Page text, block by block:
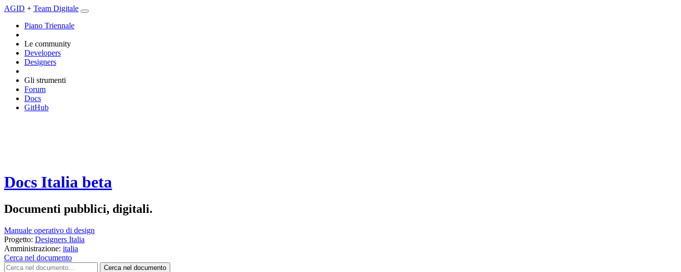
AGID + Team Digitale
Piano Triennale
Le community
Developers
Designers
Gli strumenti
Forum
Docs
GitHub
Docs Italia beta
Documenti pubblici, digitali.
Manuale operativo di design
Progetto: Designers Italia
Amministrazione: italia
Cerca nel documento
Cerca nel documento